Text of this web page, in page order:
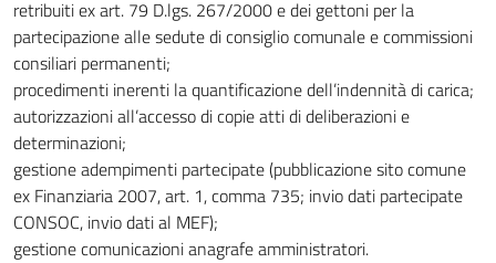
retribuiti ex art. 79 D.lgs. 267/2000 e dei gettoni per la
partecipazione alle sedute di consiglio comunale e commissioni
consiliari permanenti;
procedimenti inerenti la quantificazione dell’indennità di carica;
autorizzazioni all’accesso di copie atti di deliberazioni e
determinazioni;
gestione adempimenti partecipate (pubblicazione sito comune
ex Finanziaria 2007, art. 1, comma 735; invio dati partecipate
CONSOC, invio dati al MEF);
gestione comunicazioni anagrafe amministratori.